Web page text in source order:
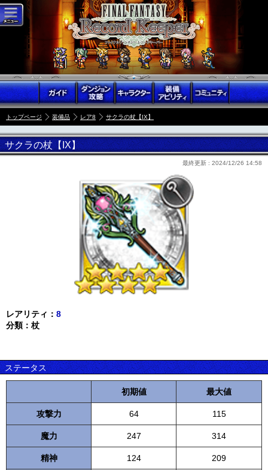
トップページ 装備品 レア8 サクラの杖【IX】
サクラの杖【IX】
最終更新 : 2024/12/26 14:58
レアリティ： 8
分類：杖
ステータス
初期値 最大値
攻撃力 64 115
魔力 247 314
精神 124 209